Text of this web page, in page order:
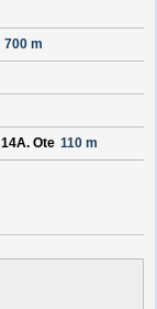
700 m
14A. Ote 110 m